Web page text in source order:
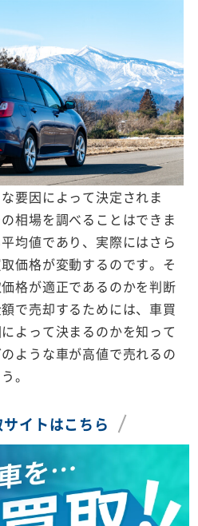
要因によって決定されま
相場を調べることはできま
均値であり、実際にはさら
価格が変動するのです。そ
格が適正であるのかを判断
で売却するためには、車買
よって決まるのかを知って
ような車が高値で売れるの
。
サイトはこちら